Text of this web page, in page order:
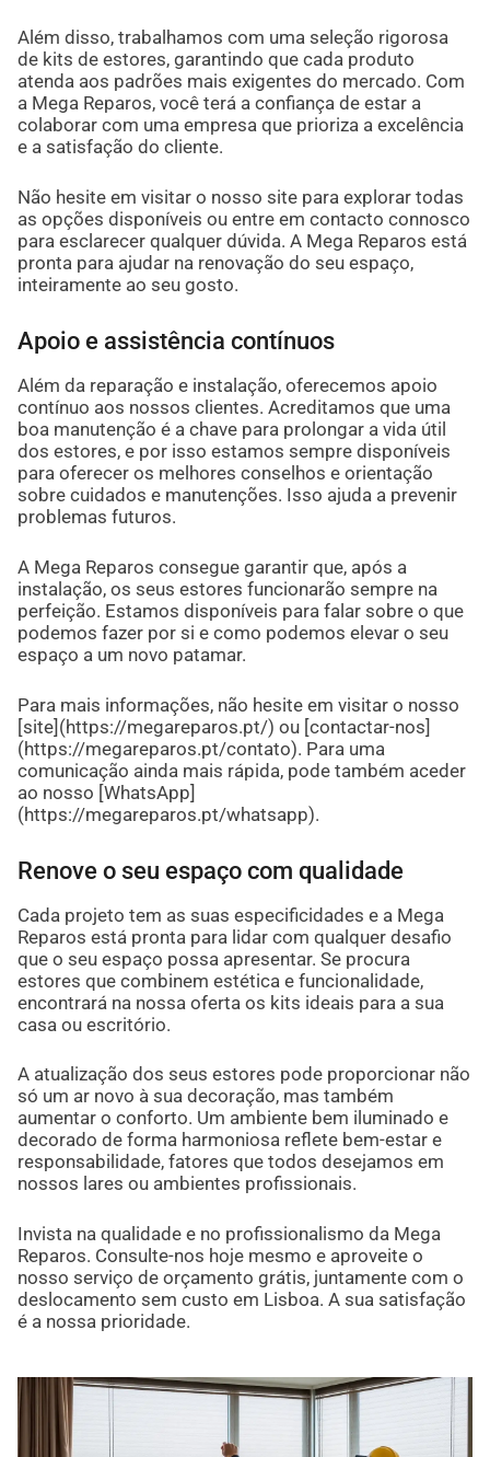
Além disso, trabalhamos com uma seleção rigorosa
de kits de estores, garantindo que cada produto
atenda aos padrões mais exigentes do mercado. Com
a Mega Reparos, você terá a confiança de estar a
colaborar com uma empresa que prioriza a excelência
e a satisfação do cliente.
Não hesite em visitar o nosso site para explorar todas
as opções disponíveis ou entre em contacto connosco
para esclarecer qualquer dúvida. A Mega Reparos está
pronta para ajudar na renovação do seu espaço,
inteiramente ao seu gosto.
Apoio e assistência contínuos
Além da reparação e instalação, oferecemos apoio
contínuo aos nossos clientes. Acreditamos que uma
boa manutenção é a chave para prolongar a vida útil
dos estores, e por isso estamos sempre disponíveis
para oferecer os melhores conselhos e orientação
sobre cuidados e manutenções. Isso ajuda a prevenir
problemas futuros.
A Mega Reparos consegue garantir que, após a
instalação, os seus estores funcionarão sempre na
perfeição. Estamos disponíveis para falar sobre o que
podemos fazer por si e como podemos elevar o seu
espaço a um novo patamar.
Para mais informações, não hesite em visitar o nosso
[site](https://megareparos.pt/) ou [contactar-nos]
(https://megareparos.pt/contato). Para uma
comunicação ainda mais rápida, pode também aceder
ao nosso [WhatsApp]
(https://megareparos.pt/whatsapp).
Renove o seu espaço com qualidade
Cada projeto tem as suas especificidades e a Mega
Reparos está pronta para lidar com qualquer desafio
que o seu espaço possa apresentar. Se procura
estores que combinem estética e funcionalidade,
encontrará na nossa oferta os kits ideais para a sua
casa ou escritório.
A atualização dos seus estores pode proporcionar não
só um ar novo à sua decoração, mas também
aumentar o conforto. Um ambiente bem iluminado e
decorado de forma harmoniosa reflete bem-estar e
responsabilidade, fatores que todos desejamos em
nossos lares ou ambientes profissionais.
Invista na qualidade e no profissionalismo da Mega
Reparos. Consulte-nos hoje mesmo e aproveite o
nosso serviço de orçamento grátis, juntamente com o
deslocamento sem custo em Lisboa. A sua satisfação
é a nossa prioridade.